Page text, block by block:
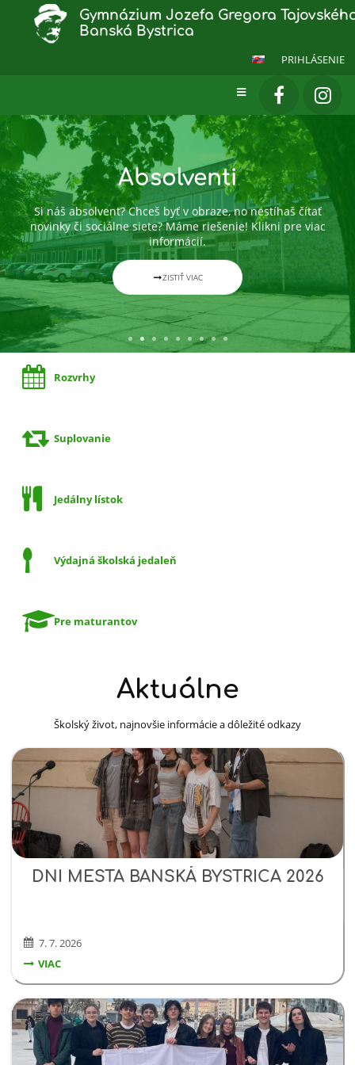
Gymnázium Jozefa Gregora
Banská Bystrica
PRIHLÁSENIE
Hlavná
stránka
Absolventi
Si náš absolvent? Chceš byť v obraze, no nestíhaš čítať
novinky či sociálne siete? Máme riešenie! Klikni pre viac
informácií.
ZISTIŤ VIAC
Rozvrhy
Suplovanie
Jedálny lístok
Výdajná školská jedaleň
Pre maturantov
Aktuálne
Školský život, najnovšie informácie a dôležité odkazy
DNI
BYSTRICA
2026:
VIAC
DNI MESTA BANSKÁ BYSTRICA 2026
DNI
MESTA
Čítať viac
7. 7. 2026